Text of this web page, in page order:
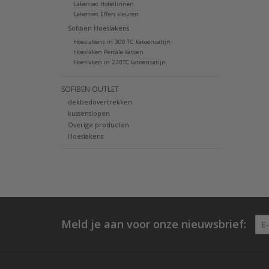
Lakenset Hotellinnen
Lakenset Effen kleuren
Sofiben Hoeslakens
Hoeslakens in 300 TC katoensatijn
Hoeslaken Percale katoen
Hoeslaken in 220TC katoensatijn
SOFIBEN OUTLET
dekbedovertrekken
kussenslopen
Overige producten
Hoeslakens
Meld je aan voor onze nieuwsbrief: